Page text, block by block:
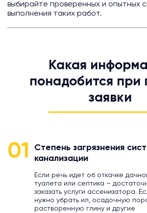
выбирайте проверенных и опытных
выполнения таких работ.
Какая
понадобится при
заявки
01
Степень загрязнения
канализации
Если речь идет об откачке
туалета или септика –
заказать услуги ассенизатора.
нужно убрать ил, осадочную
растворенную глину и другие